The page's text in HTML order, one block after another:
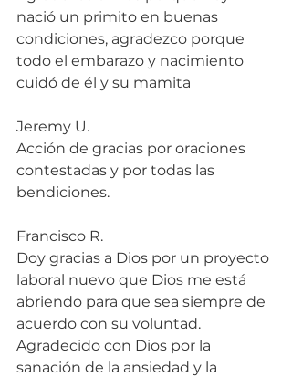
nació un primito en buenas
condiciones, agradezco porque
todo el embarazo y nacimiento
cuidó de él y su mamita
Jeremy U.
Acción de gracias por oraciones
contestadas y por todas las
bendiciones.
Francisco R.
Doy gracias a Dios por un proyecto
laboral nuevo que Dios me está
abriendo para que sea siempre de
acuerdo con su voluntad.
Agradecido con Dios por la
sanación de la ansiedad y la